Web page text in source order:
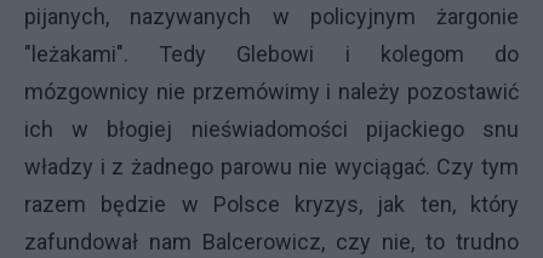
pijanych, nazywanych w policyjnym żargonie
"leżakami". Tedy Glebowi i kolegom do
mózgownicy nie przemówimy i należy pozostawić
ich w błogiej nieświadomości pijackiego snu
władzy i z żadnego parowu nie wyciągać. Czy tym
razem będzie w Polsce kryzys, jak ten, który
zafundował nam Balcerowicz, czy nie, to trudno